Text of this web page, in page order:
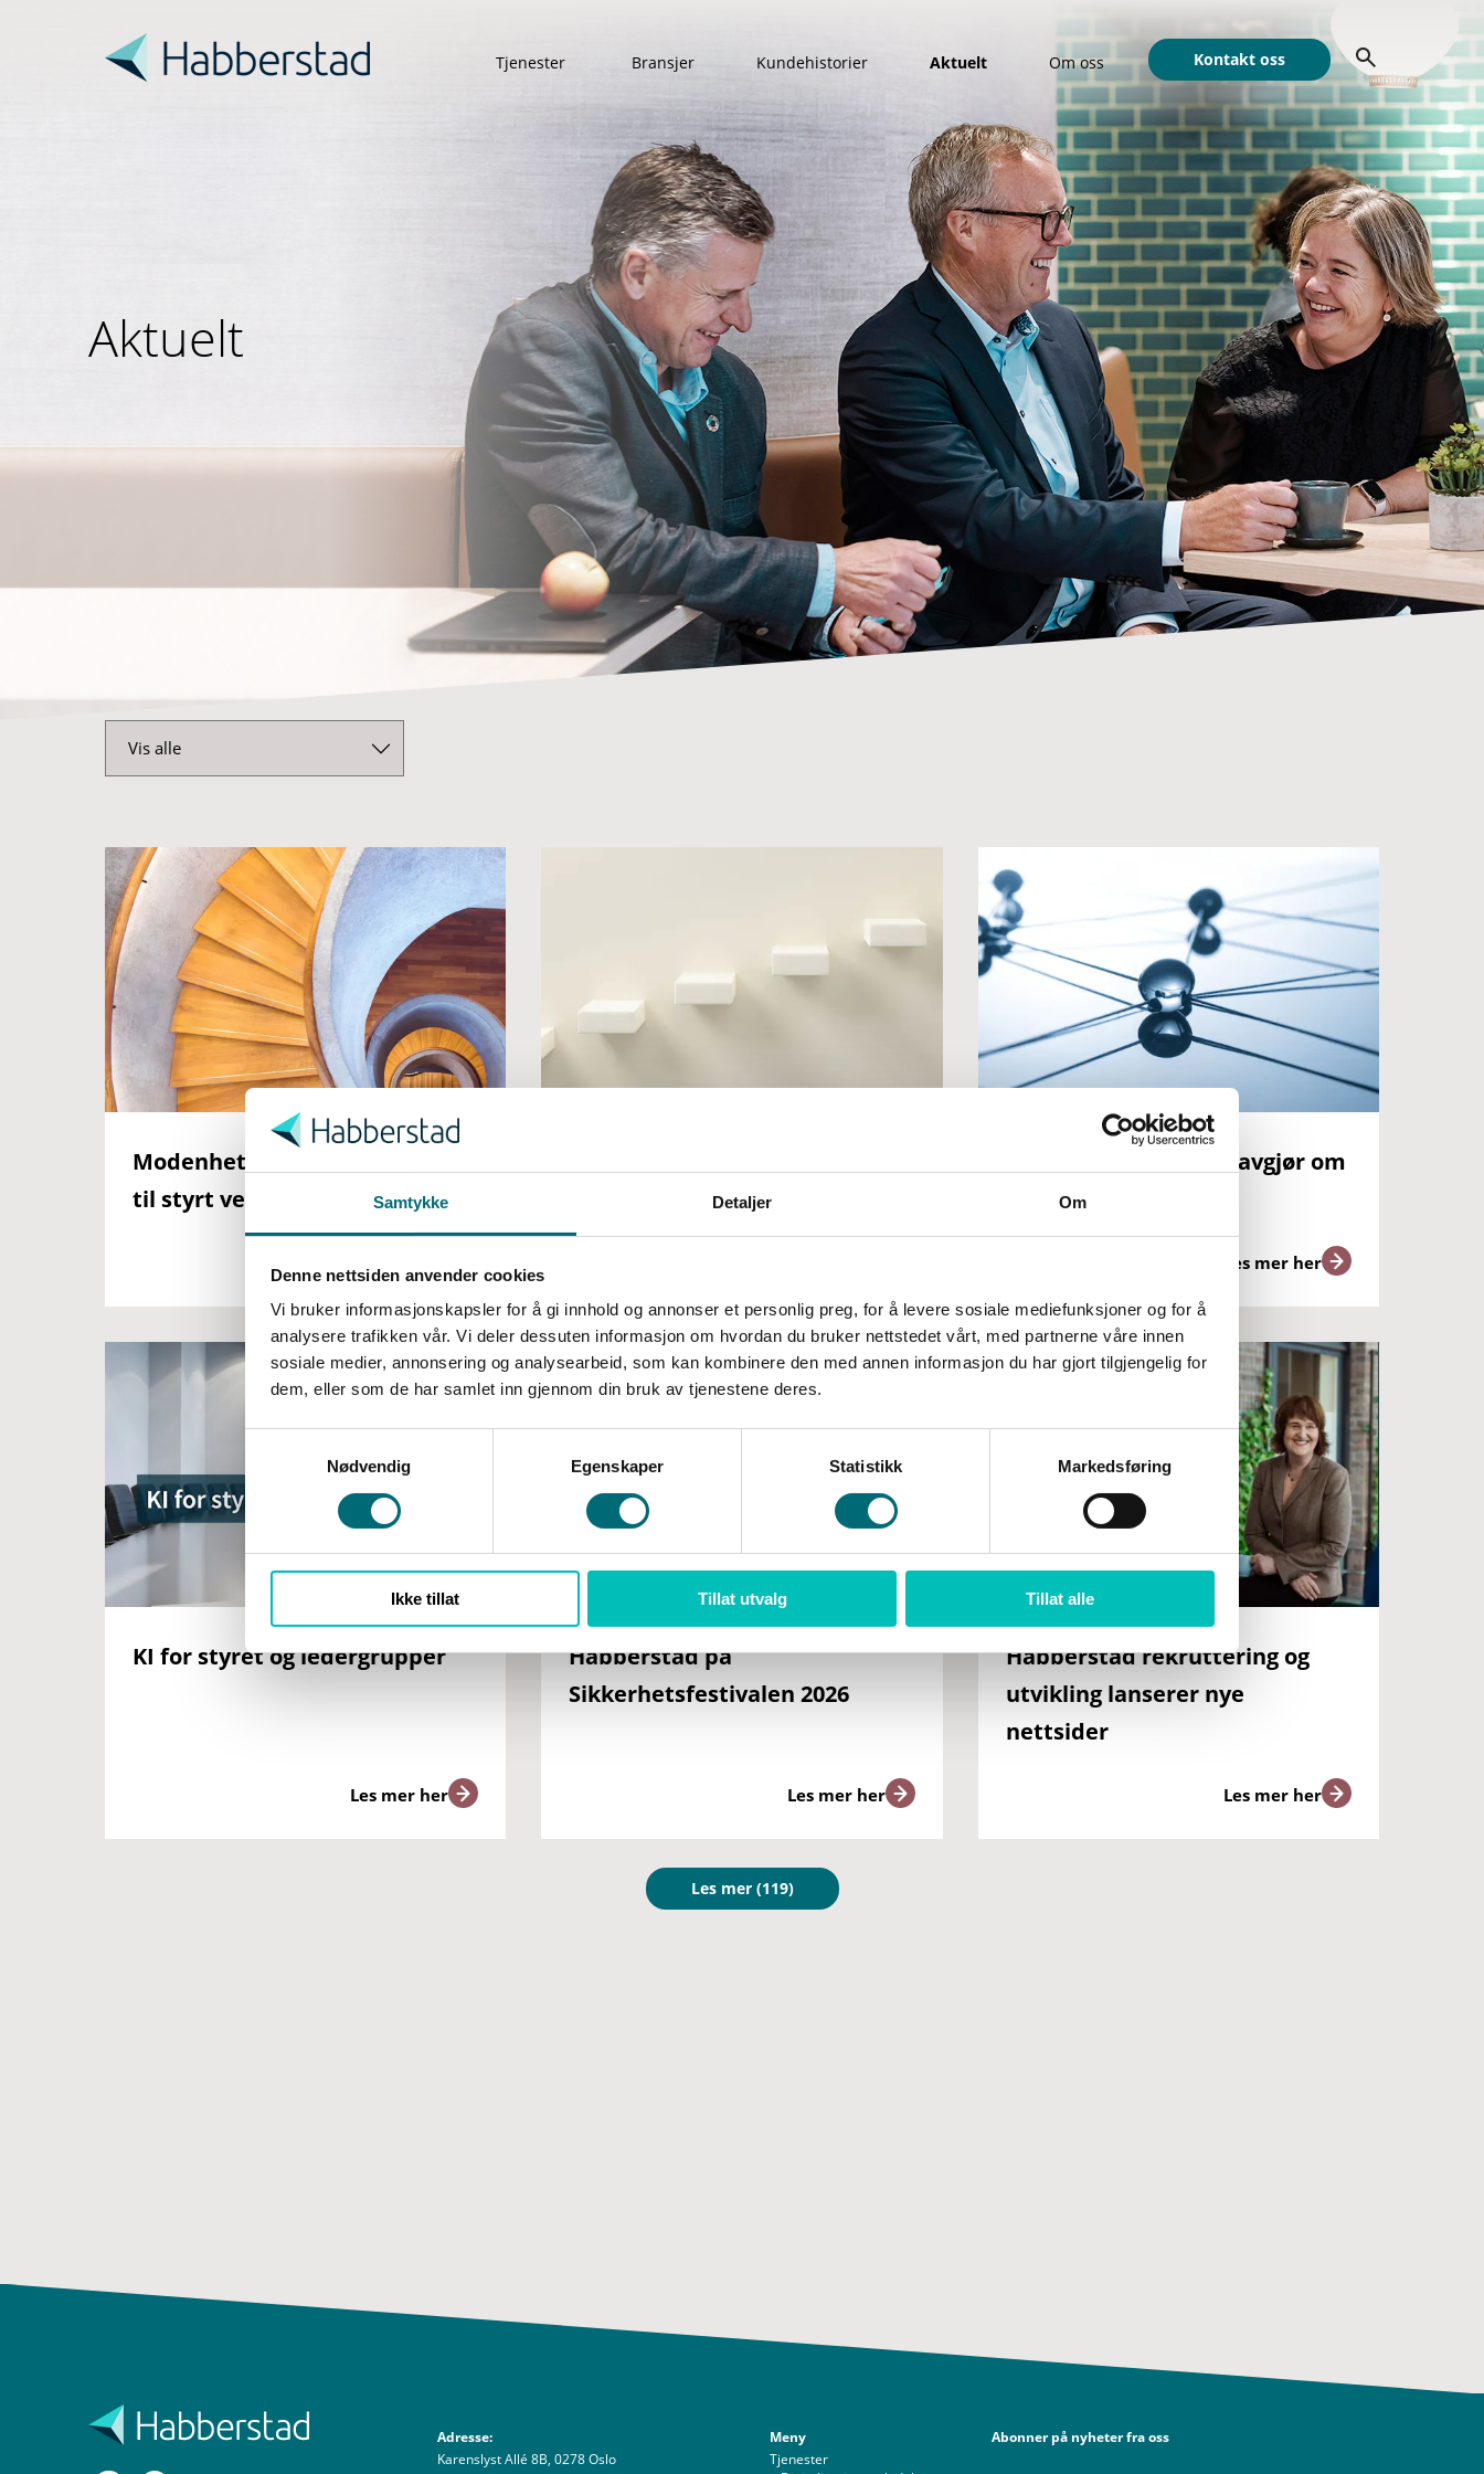
Samtykke Detaljer Om
Denne nettsiden anvender cookies
Vi bruker informasjonskapsler for å gi innhold og annonser et personlig preg, for å levere sosiale mediefunksjoner og for å
analysere trafikken vår. Vi deler dessuten informasjon om hvordan du bruker nettstedet vårt, med partnerne våre innen
sosiale medier, annonsering og analysearbeid, som kan kombinere den med annen informasjon du har gjort tilgjengelig for
dem, eller som de har samlet inn gjennom din bruk av tjenestene deres.
S
t
k
a
l
Nødvendig Egenskaper Statistikk Markedsføring
Ikke tillat Tillat utvalg Tillat alle
Tjenester
Show submenu for Tjenester
Bransjer Kundehistorier Aktuelt Om oss
Show submenu for Om oss
Kontakt oss
Aktuelt
Modenhetsanalyse – fra bruk
til styrt verdiskaping med KI
organisatorisk kapabilitet
Hvorfor orkestrering avgjør om
KI lykkes
Les mer her
KI for styret og ledergrupper
Les mer her
Habberstad på
Sikkerhetsfestivalen 2026
Les mer her
Habberstad rekruttering og
utvikling lanserer nye
nettsider
Les mer her
Les mer (119)
Adresse:
Karenslyst Allé 8B, 0278 Oslo
Meny
Tjenester
Abonner på nyheter fra oss